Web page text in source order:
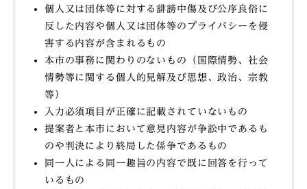
個人又は団体等に対する誹謗中傷及び公序良俗に
反した内容や個人又は団体等のプライバシーを侵
害する内容が含まれるもの
本市の事務に関わりのないもの（国際情勢、社会
情勢等に関する個人的見解及び思想、政治、宗教
等）
入力必須項目が正確に記載されていないもの
提案者と本市において意見内容が争訟中であるも
のや判決により終局した係争であるもの
同一人による同一趣旨の内容で既に回答を行って
いるもの